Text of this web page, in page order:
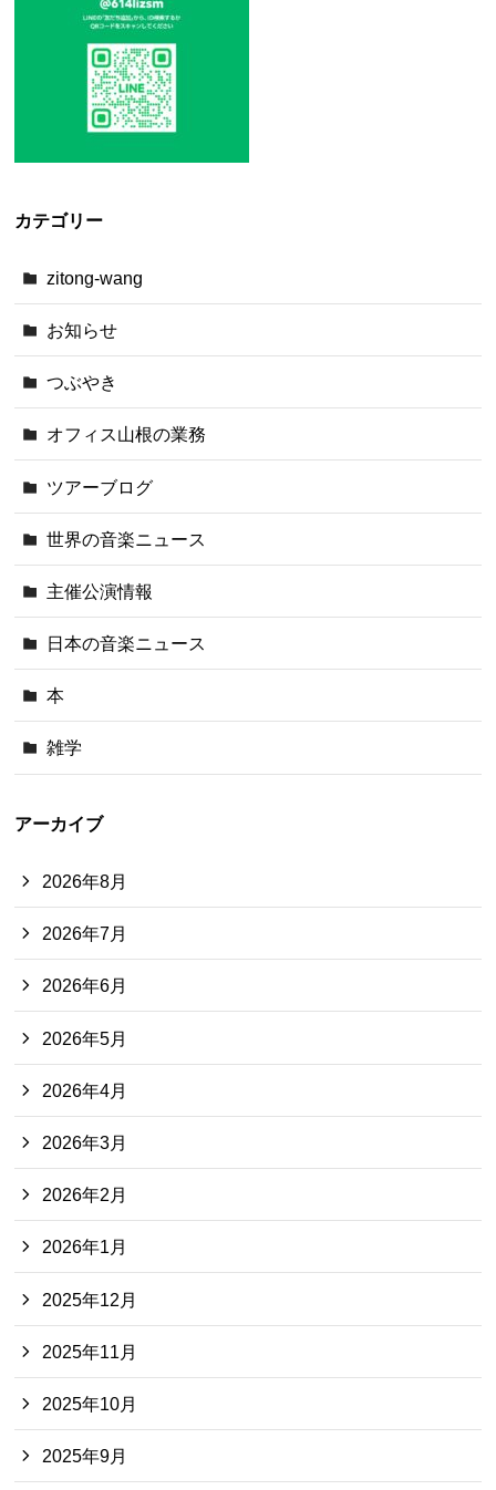
カテゴリー
zitong-wang
お知らせ
つぶやき
オフィス山根の業務
ツアーブログ
世界の音楽ニュース
主催公演情報
日本の音楽ニュース
本
雑学
アーカイブ
2026年8月
2026年7月
2026年6月
2026年5月
2026年4月
2026年3月
2026年2月
2026年1月
2025年12月
2025年11月
2025年10月
2025年9月